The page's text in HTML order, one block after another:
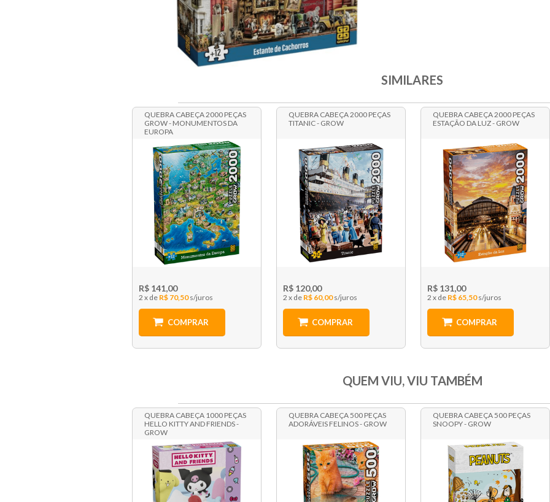
SIMILARES
QUEBRA CABEÇA 2000 PEÇAS
GROW - MONUMENTOS DA
EUROPA
R$ 141,00
2 x R$ 70,50
COMPRAR
QUEBRA CABEÇA 2000 PEÇAS
TITANIC - GROW
R$ 120,00
2 x R$ 60,00
COMPRAR
QUEBRA CABEÇA 2000 PEÇAS
ESTAÇÃO DA LUZ - GROW
R$ 131,00
2 x R$ 65,50
COMPRAR
QUEM VIU, VIU TAMBÉM
QUEBRA CABEÇA 1000 PEÇAS
HELLO KITTY AND FRIENDS -
GROW
QUEBRA CABEÇA 500 PEÇAS
ADORÁVEIS FELINOS - GROW
QUEBRA CABEÇA 500 PEÇAS
SNOOPY - GROW